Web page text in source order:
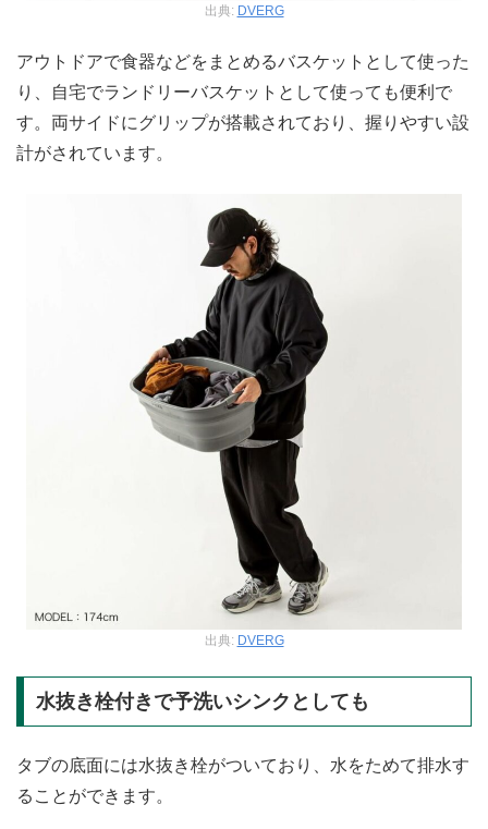
出典: DVERG
アウトドアで食器などをまとめるバスケットとして使った
り、自宅でランドリーバスケットとして使っても便利で
す。両サイドにグリップが搭載されており、握りやすい設
計がされています。
出典: DVERG
水抜き栓付きで予洗いシンクとしても
タブの底面には水抜き栓がついており、水をためて排水す
ることができます。